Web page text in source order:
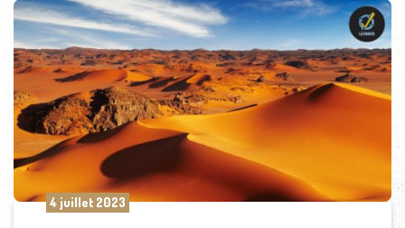
4 juillet 2023